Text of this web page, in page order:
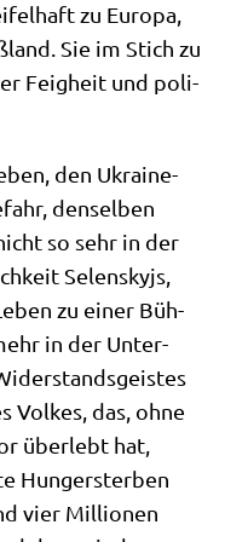
zu Euro­pa,
Sie im Stich zu
Feig­heit und poli­
den Ukrai­ne­
den­sel­ben
so sehr in der
Selen­sky­js,
zu einer Büh­
in der Unter­
Vol­kes, das, ohne
über­lebt hat,
Hun­ger­ster­ben
vier Mil­lio­nen